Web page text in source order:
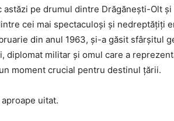
astăzi pe drumul dintre Drăgănești-Olt
cei mai spectaculoși și nedreptățiți
din anul 1963, și-a găsit sfârșitul
diplomat militar și omul care a
moment crucial pentru destinul țării.
uitat.